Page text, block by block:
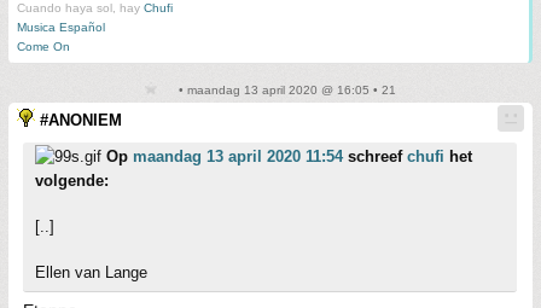
Cuando haya sol, hay Chufi
Musica Español
Come On
• maandag 13 april 2020 @ 16:05 • 21
#ANONIEM
Op maandag 13 april 2020 11:54schreef chufi het
volgende:
[..]
Ellen van Lange